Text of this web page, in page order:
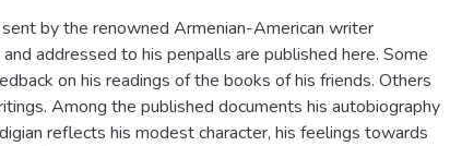
by the renowned Armenian-American writer
addressed to his penpalls are published here. Some
on his readings of the books of his friends. Others
Among the published documents his autobiography
reflects his modest character, his feelings towards